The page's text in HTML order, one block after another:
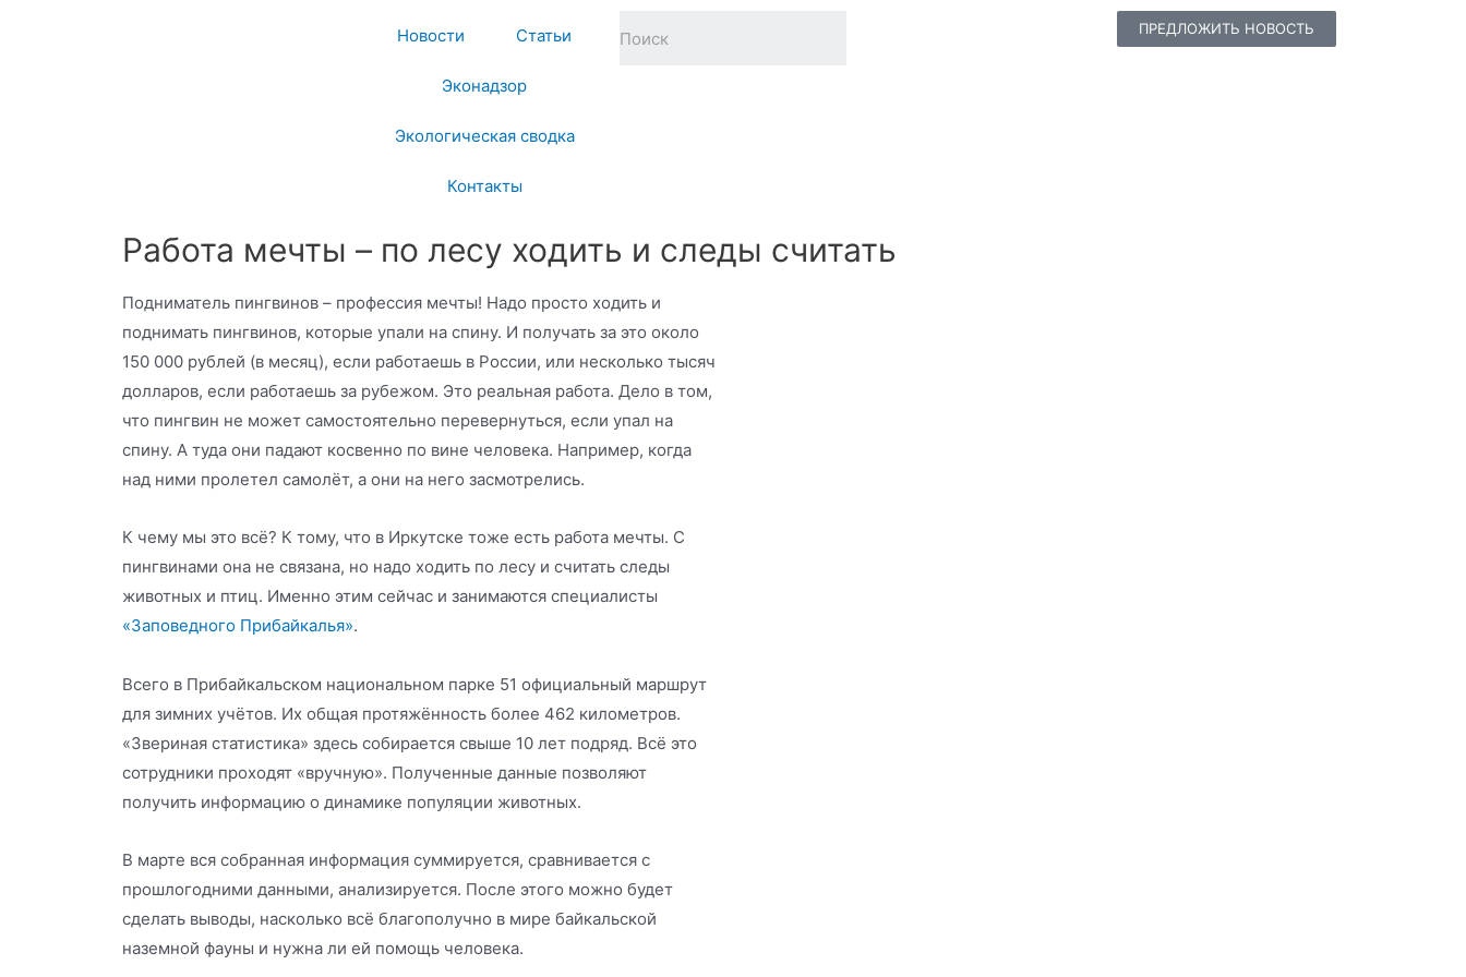
Новости Статьи
Эконадзор
Экологическая сводка
Контакты
ПРЕДЛОЖИТЬ НОВОСТЬ
Работа мечты – по лесу ходить и следы считать
Подниматель пингвинов – профессия мечты! Надо просто ходить и
поднимать пингвинов, которые упали на спину. И получать за это около
150 000 рублей (в месяц), если работаешь в России, или несколько тысяч
долларов, если работаешь за рубежом. Это реальная работа. Дело в том,
что пингвин не может самостоятельно перевернуться, если упал на
спину. А туда они падают косвенно по вине человека. Например, когда
над ними пролетел самолёт, а они на него засмотрелись.
К чему мы это всё? К тому, что в Иркутске тоже есть работа мечты. С
пингвинами она не связана, но надо ходить по лесу и считать следы
животных и птиц. Именно этим сейчас и занимаются специалисты
«Заповедного Прибайкалья».
Всего в Прибайкальском национальном парке 51 официальный маршрут
для зимних учётов. Их общая протяжённость более 462 километров.
«Звериная статистика» здесь собирается свыше 10 лет подряд. Всё это
сотрудники проходят «вручную». Полученные данные позволяют
получить информацию о динамике популяции животных.
В марте вся собранная информация суммируется, сравнивается с
прошлогодними данными, анализируется. После этого можно будет
сделать выводы, насколько всё благополучно в мире байкальской
наземной фауны и нужна ли ей помощь человека.